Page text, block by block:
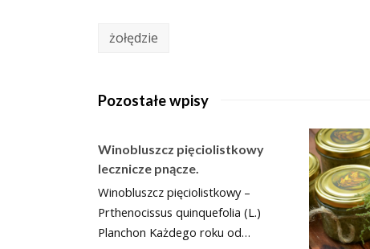
żołędzie
Pozostałe wpisy
Winobluszcz pięciolistkowy
lecznicze pnącze.
Winobluszcz pięciolistkowy –
Prthenocissus quinquefolia (L.)
Planchon Każdego roku od…